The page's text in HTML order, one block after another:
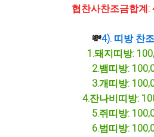
협찬사찬조금합계:
💸4). 띠방 찬
1.돼지띠방:
2.뱀띠방:
3.개띠방:
4.잔나비띠방:
5.쥐띠방:
6.범띠방: